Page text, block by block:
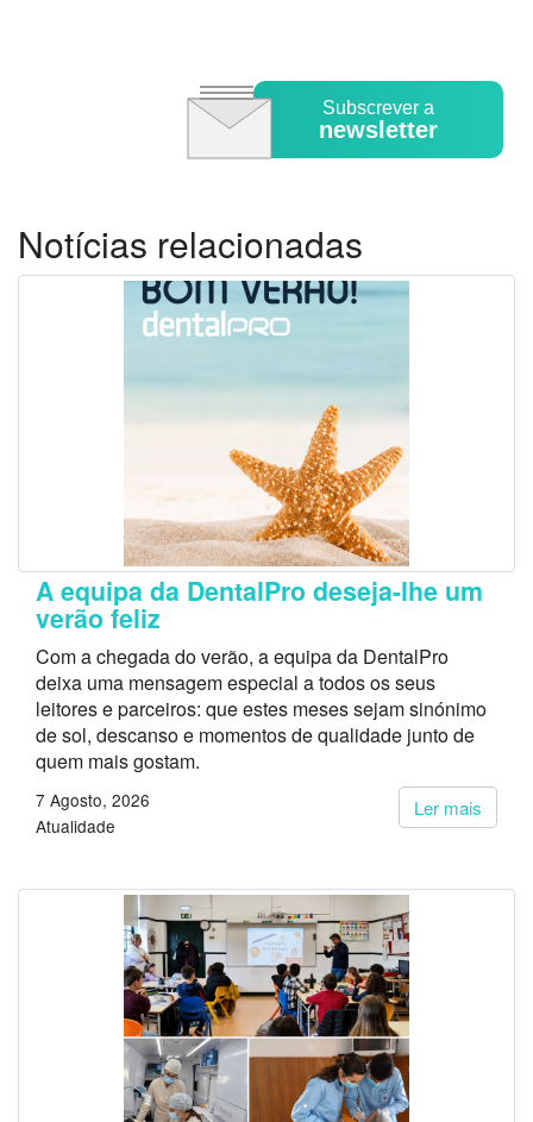
Subscrever a
newsletter
Notícias relacionadas
A equipa da DentalPro deseja-lhe um
verão feliz
Com a chegada do verão, a equipa da DentalPro
deixa uma mensagem especial a todos os seus
leitores e parceiros: que estes meses sejam sinónimo
de sol, descanso e momentos de qualidade junto de
quem mais gostam.
Ler mais
7 Agosto, 2026
Atualidade